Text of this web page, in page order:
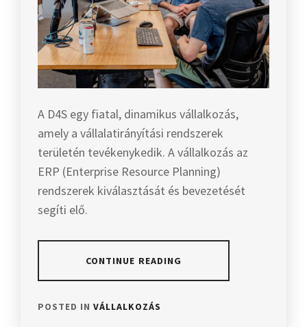
A D4S egy fiatal, dinamikus vállalkozás,
amely a vállalatirányítási rendszerek
területén tevékenykedik. A vállalkozás az
ERP (Enterprise Resource Planning)
rendszerek kiválasztását és bevezetését
segíti elő.
CONTINUE READING
POSTED IN VÁLLALKOZÁS